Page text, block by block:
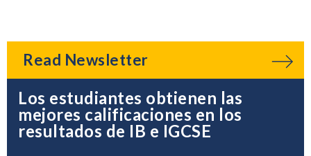
Read Newsletter
Los estudiantes obtienen las
mejores calificaciones en los
resultados de IB e IGCSE